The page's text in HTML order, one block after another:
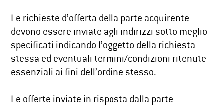
Le richieste d’offerta della parte acquirente
devono essere inviate agli indirizzi sotto meglio
specificati indicando l’oggetto della richiesta
stessa ed eventuali termini/condizioni ritenute
essenziali ai fini dell’ordine stesso.
Le offerte inviate in risposta dalla parte